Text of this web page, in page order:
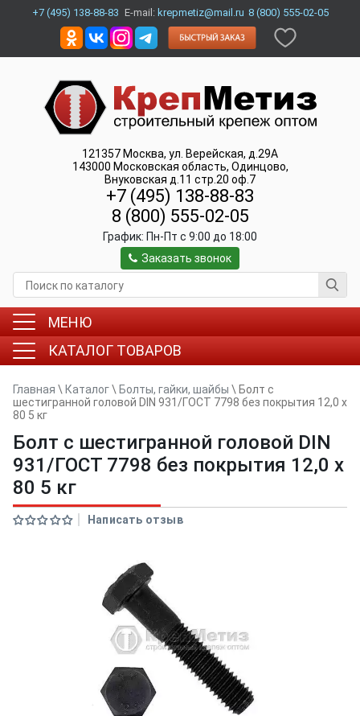
+7 (495) 138-88-83 E-mail: krepmetiz@mail.ru 8 (800) 555-02-05
121357 Москва, ул. Верейская, д.29А
143000 Московская область, Одинцово,
Внуковская д.11 стр.20 оф.7
+7 (495) 138-88-83
8 (800) 555-02-05
График: Пн-Пт c 9:00 до 18:00
Заказать звонок
МЕНЮ
КАТАЛОГ ТОВАРОВ
Главная \ Каталог\ Болты, гайки, шайбы \ Болт с
шестигранной головой DIN 931/ГОСТ 7798 без покрытия 12,0 x
80 5 кг
Болт с шестигранной головой DIN
931/ГОСТ 7798 без покрытия 12,0 x
80 5 кг
Написать отзыв